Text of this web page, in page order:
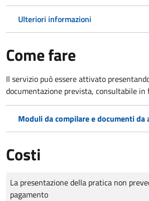
Ulteriori informazioni
Come fare
Il servizio può essere attivato
documentazione prevista, consultabile in
Moduli da compilare e documenti da
Costi
Tipo di pagamento
Importo
La presentazione della pratica non
pagamento